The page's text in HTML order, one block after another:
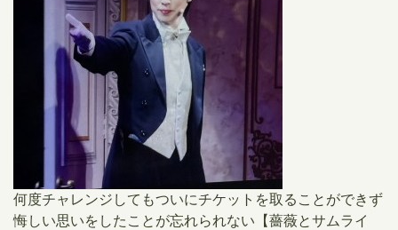
何度チャレンジしてもついにチケットを取ることができず
悔しい思いをしたことが忘れられない【薔薇とサムライ